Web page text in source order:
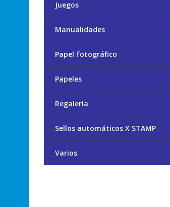
Juegos
Manualidades
Papel fotográfico
Papeles
Regalería
Sellos automáticos X STAMP
Varios